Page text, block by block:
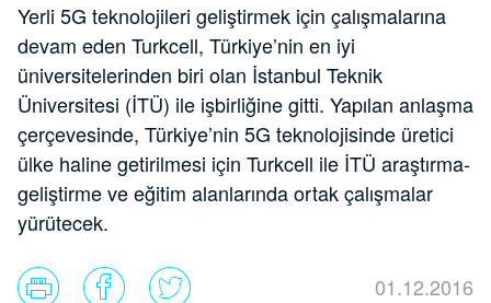
Yerli 5G teknolojileri geliştirmek için çalışmalarına
devam eden Turkcell, Türkiye’nin en iyi
üniversitelerinden biri olan İstanbul Teknik
Üniversitesi (İTÜ) ile işbirliğine gitti. Yapılan anlaşma
çerçevesinde, Türkiye’nin 5G teknolojisinde üretici
ülke haline getirilmesi için Turkcell ile İTÜ araştırma-
geliştirme ve eğitim alanlarında ortak çalışmalar
yürütecek.
01.12.2016